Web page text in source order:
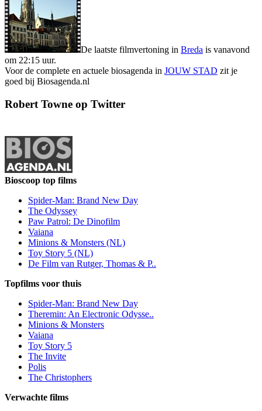
De laatste filmvertoning in Breda is vanavond
om 22:15 uur.
Voor de complete en actuele biosagenda in JOUW STAD zit je
goed bij Biosagenda.nl
Robert Towne op Twitter
Bioscoop top films
Spider-Man: Brand New Day
The Odyssey
Paw Patrol: De Dinofilm
Vaiana
Minions & Monsters (NL)
Toy Story 5 (NL)
De Film van Rutger, Thomas & P..
Topfilms voor thuis
Spider-Man: Brand New Day
Theremin: An Electronic Odysse..
Minions & Monsters
Vaiana
Toy Story 5
The Invite
Polis
The Christophers
Verwachte films